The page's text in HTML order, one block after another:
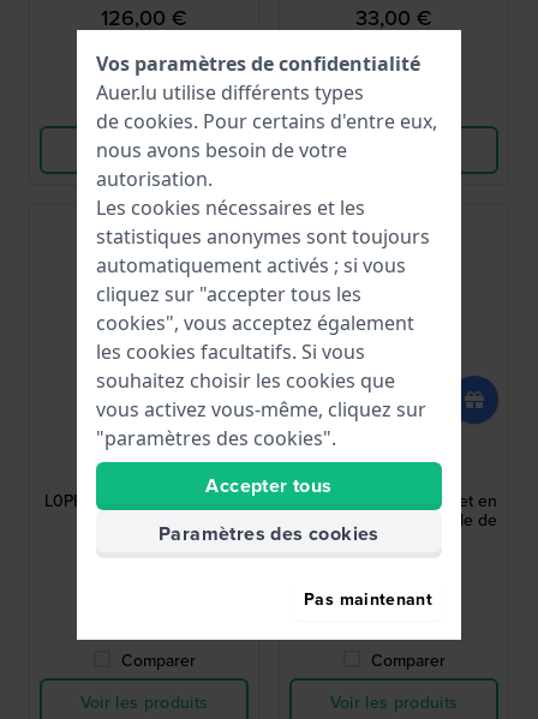
126,00 €
● En stock
Comparer
Voir les produits
33,00 €
● En stock
Voir les produits
Seiko
L0PK011J0 15 mm Bracelet
Comparer
Voir les produits
Stargaze 15 mm Bracelet en
maille d'acier inoxydable de
couleur or
● En stock
Comparer
Voir les produits
Vos paramètres de confidentialité
Auer.lu utilise différents types
de cookies. Pour certains d'entre eux,
nous avons besoin de votre
autorisation.
Les cookies nécessaires et les
statistiques anonymes sont toujours
automatiquement activés ; si vous
cliquez sur "accepter tous les
cookies", vous acceptez également
les cookies facultatifs. Si vous
souhaitez choisir les cookies que
vous activez vous-même, cliquez sur
"paramètres des cookies".
Accepter tous
Paramètres des cookies
Pas maintenant